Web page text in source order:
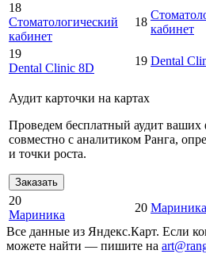
18
Стоматологический
кабинет
18
кабинет
19
Dental Clinic 8D
19 Dental
Аудит карточки на картах
Проведем бесплатный аудит ваших
совместно с аналитиком Ранга,
и точки роста.
Заказать
20
Мариника
20 Мариника
Все данные из Яндекс.Карт. Если
можете найти — пишите на